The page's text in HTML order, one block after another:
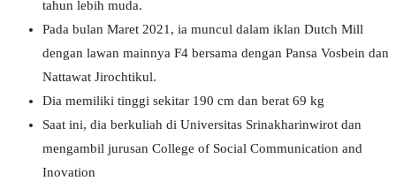
tahun lebih muda.
Pada bulan Maret 2021, ia muncul dalam iklan Dutch Mill
dengan lawan mainnya F4 bersama dengan Pansa Vosbein dan
Nattawat Jirochtikul.
Dia memiliki tinggi sekitar 190 cm dan berat 69 kg
Saat ini, dia berkuliah di Universitas Srinakharinwirot dan
mengambil jurusan College of Social Communication and
Inovation